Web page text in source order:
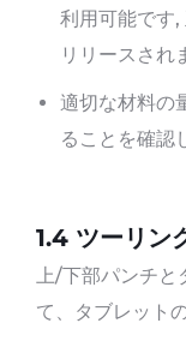
利用可能です,
リリースされ
適切な材料の
ることを確認
1.4 ツーリン
上/下部パンチと
て、タブレット